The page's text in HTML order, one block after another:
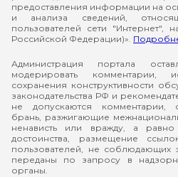
предоставления информации на
и анализа сведений,
пользователей сети "Интернет",
Российской Федерации)».
Администрация портала
модерировать комментарии,
сохранения конструктивности
законодательства РФ и
не допускаются комментарии,
брань, разжигающие
ненависть или вражду, а равно
достоинства, размещение
пользователей, не соблюдающих
переданы по запросу в
органы.